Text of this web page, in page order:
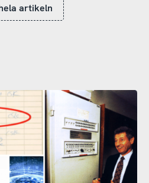
artikeln